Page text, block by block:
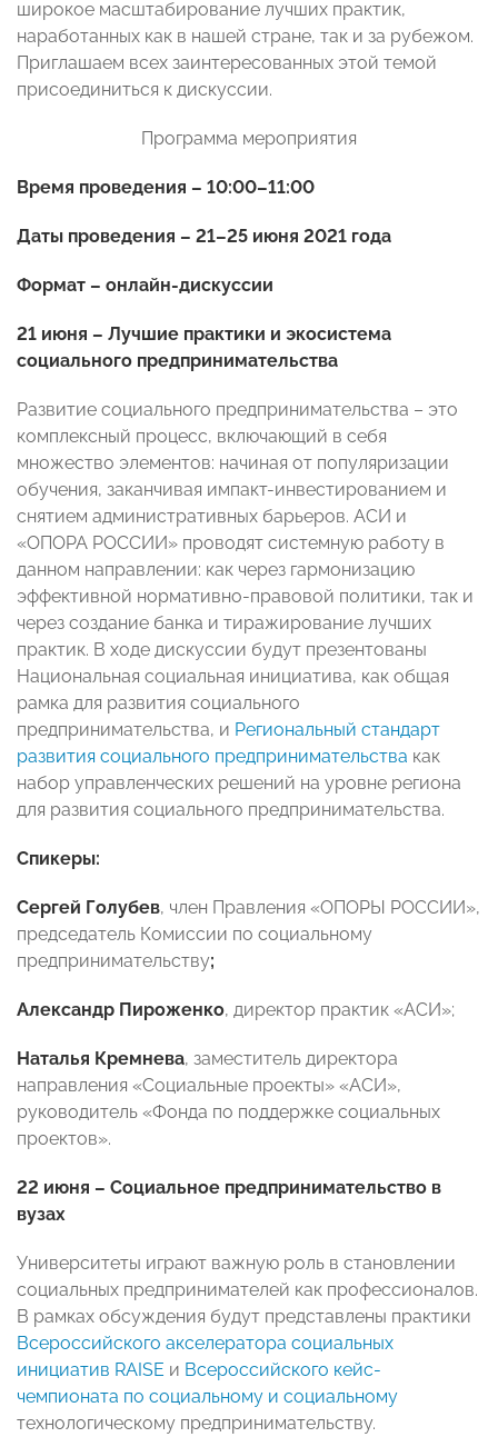
широкое масштабирование лучших практик,
наработанных как в нашей стране, так и за рубежом.
Приглашаем всех заинтересованных этой темой
присоединиться к дискуссии.
Программа мероприятия
Время проведения – 10:00–11:00
Даты проведения – 21–25 июня 2021 года
Формат – онлайн-дискуссии
21 июня – Лучшие практики и экосистема
социального предпринимательства
Развитие социального предпринимательства – это
комплексный процесс, включающий в себя
множество элементов: начиная от популяризации
обучения, заканчивая импакт-инвестированием и
снятием административных барьеров. АСИ и
«ОПОРА РОССИИ» проводят системную работу в
данном направлении: как через гармонизацию
эффективной нормативно-правовой политики, так и
через создание банка и тиражирование лучших
практик. В ходе дискуссии будут презентованы
Национальная социальная инициатива, как общая
рамка для развития социального
предпринимательства, и Региональный стандарт
развития социального предпринимательства как
набор управленческих решений на уровне региона
для развития социального предпринимательства.
Спикеры:
Сергей Голубев, член Правления «ОПОРЫ РОССИИ»,
председатель Комиссии по социальному
предпринимательству;
Александр Пироженко, директор практик «АСИ»;
Наталья Кремнева, заместитель директора
направления «Социальные проекты» «АСИ»,
руководитель «Фонда по поддержке социальных
проектов».
22 июня – Социальное предпринимательство в
вузах
Университеты играют важную роль в становлении
социальных предпринимателей как профессионалов.
В рамках обсуждения будут представлены практики
Всероссийского акселератора социальных
инициатив RAISE и Всероссийского кейс-
чемпионата по социальному и социальному
технологическому предпринимательству.